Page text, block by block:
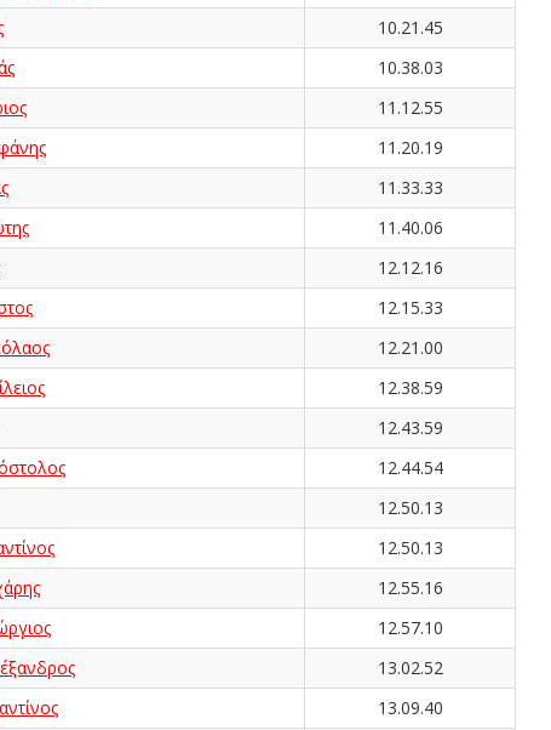
10.21.45
10.38.03
11.12.55
11.20.19
11.33.33
11.40.06
12.12.16
12.15.33
12.21.00
12.38.59
12.43.59
12.44.54
12.50.13
12.50.13
12.55.16
12.57.10
13.02.52
13.09.40